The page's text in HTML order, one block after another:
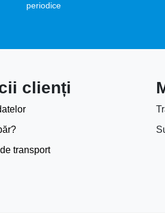
periodice
clienți
transport